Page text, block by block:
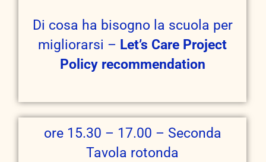
Di cosa ha bisogno la scuola per
migliorarsi – Let’s Care Project
Policy recommendation
ore 15.30 – 17.00 – Seconda
Tavola rotonda